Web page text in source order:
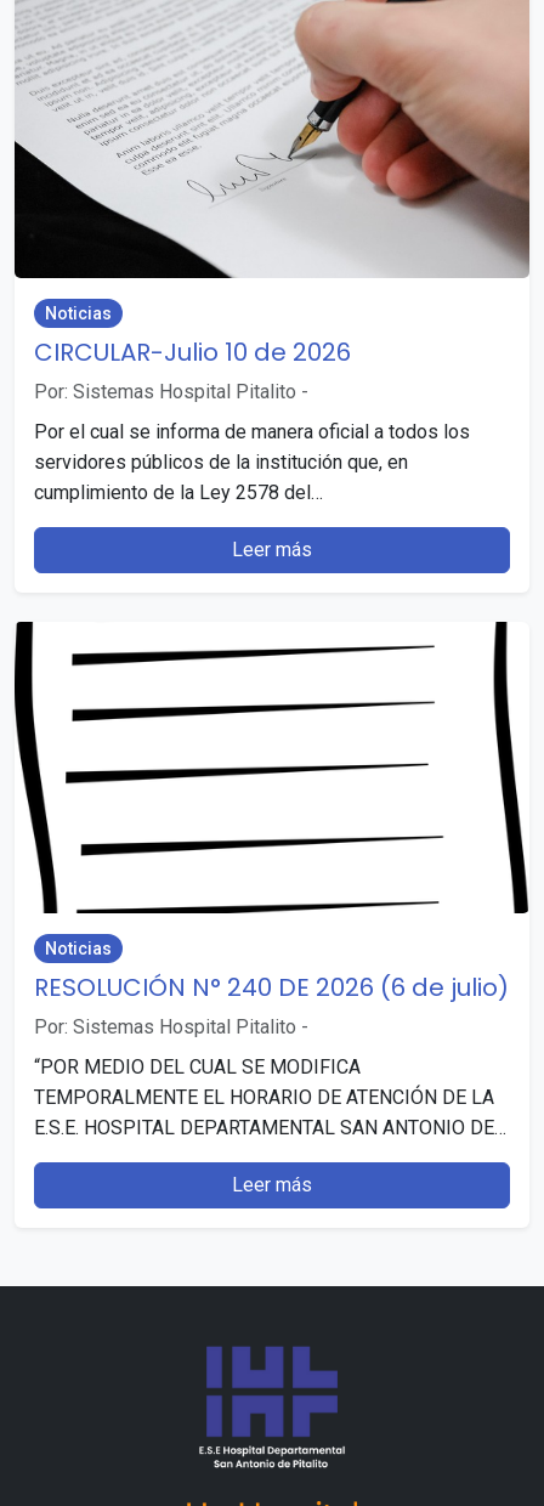
Noticias
CIRCULAR-Julio 10 de 2026
Por: Sistemas Hospital Pitalito -
Por el cual se informa de manera oficial a todos los
servidores públicos de la institución que, en
cumplimiento de la Ley 2578 del…
Leer más
Noticias
RESOLUCIÓN N° 240 DE 2026 (6 de julio)
Por: Sistemas Hospital Pitalito -
“POR MEDIO DEL CUAL SE MODIFICA
TEMPORALMENTE EL HORARIO DE ATENCIÓN DE LA
E.S.E. HOSPITAL DEPARTAMENTAL SAN ANTONIO DE
PITALITO (HUILA)”. Publicado: 7 julio, 2026…
Leer más